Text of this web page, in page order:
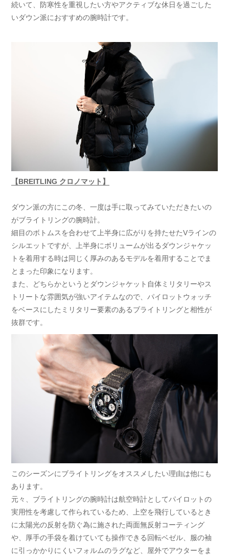
続いて、防寒性を重視したい方やアクティブな休日を過ごした
いダウン派におすすめの腕時計です。
【BREITLING クロノマット】
ダウン派の方にこの冬、一度は手に取ってみていただきたいの
がブライトリングの腕時計。
細目のボトムスを合わせて上半身に広がりを持たせたVラインの
シルエットですが、上半身にボリュームが出るダウンジャケッ
トを着用する時は同じく厚みのあるモデルを着用することでま
とまった印象になります。
また、どちらかというとダウンジャケット自体ミリタリーやス
トリートな雰囲気が強いアイテムなので、パイロットウォッチ
をベースにしたミリタリー要素のあるブライトリングと相性が
抜群です。
このシーズンにブライトリングをオススメしたい理由は他にも
あります。
元々、ブライトリングの腕時計は航空時計としてパイロットの
実用性を考慮して作られているため、上空を飛行しているとき
に太陽光の反射を防ぐ為に施された両面無反射コーティング
や、厚手の手袋を着けていても操作できる回転ベゼル、服の袖
に引っかかりにくいフォルムのラグなど、屋外でアウターをま